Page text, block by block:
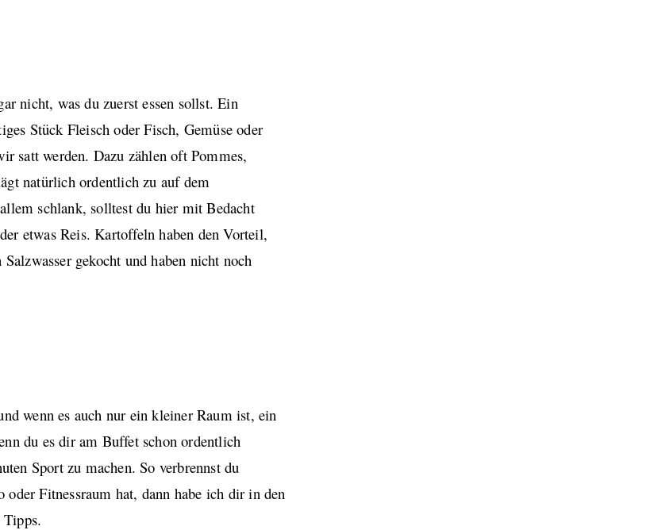
nicht, was du zuerst essen sollst. Ein
Stück Fleisch oder Fisch, Gemüse oder
satt werden. Dazu zählen oft Pommes,
natürlich ordentlich zu auf dem
schlank, solltest du hier mit Bedacht
etwas Reis. Kartoffeln haben den Vorteil,
gekocht und haben nicht noch
wenn es auch nur ein kleiner Raum ist, ein
du es dir am Buffet schon ordentlich
Sport zu machen. So verbrennst du
Fitnessraum hat, dann habe ich dir in den